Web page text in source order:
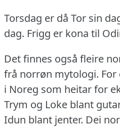
Torsdag er då Tor sin
dag. Frigg er kona til
Det finnes også fleire
frå norrøn mytologi.
i Noreg som heitar for
Trym og Loke blant
Idun blant jenter. Dei